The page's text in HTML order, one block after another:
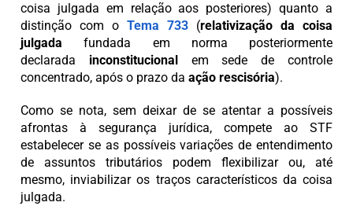
coisa julgada em relação aos posteriores) quanto a
distinção com o Tema 733 (relativização da coisa
julgada fundada em norma posteriormente
declarada inconstitucional
em sede de controle
concentrado, após o prazo da ação rescisória).
Como se nota, sem deixar de se atentar a possíveis
afrontas à segurança jurídica, compete ao STF
estabelecer se as possíveis variações de entendimento
de assuntos tributários podem flexibilizar ou, até
mesmo, inviabilizar os traços característicos da coisa
julgada.